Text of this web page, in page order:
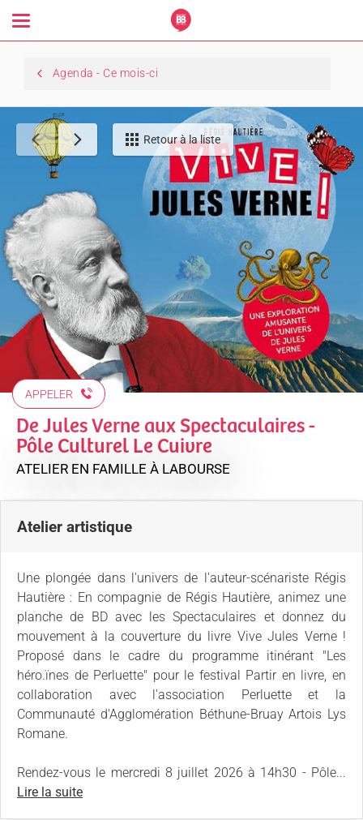
Toggle
navigation
Agenda - Ce mois-ci
Retour à la liste
APPELER
De Jules Verne aux Spectaculaires -
Pôle Culturel Le Cuivre
ATELIER EN FAMILLE À LABOURSE
Atelier artistique
Une plongée dans l'univers de l'auteur-scénariste Régis
Hautière : En compagnie de Régis Hautière, animez une
planche de BD avec les Spectaculaires et donnez du
mouvement à la couverture du livre Vive Jules Verne !
Proposé dans le cadre du programme itinérant "Les
héro.ïnes de Perluette" pour le festival Partir en livre, en
collaboration avec l'association Perluette et la
Communauté d'Agglomération Béthune-Bruay Artois Lys
Romane.
Rendez-vous le mercredi 8 juillet 2026 à 14h30 - Pôle...
Lire la suite